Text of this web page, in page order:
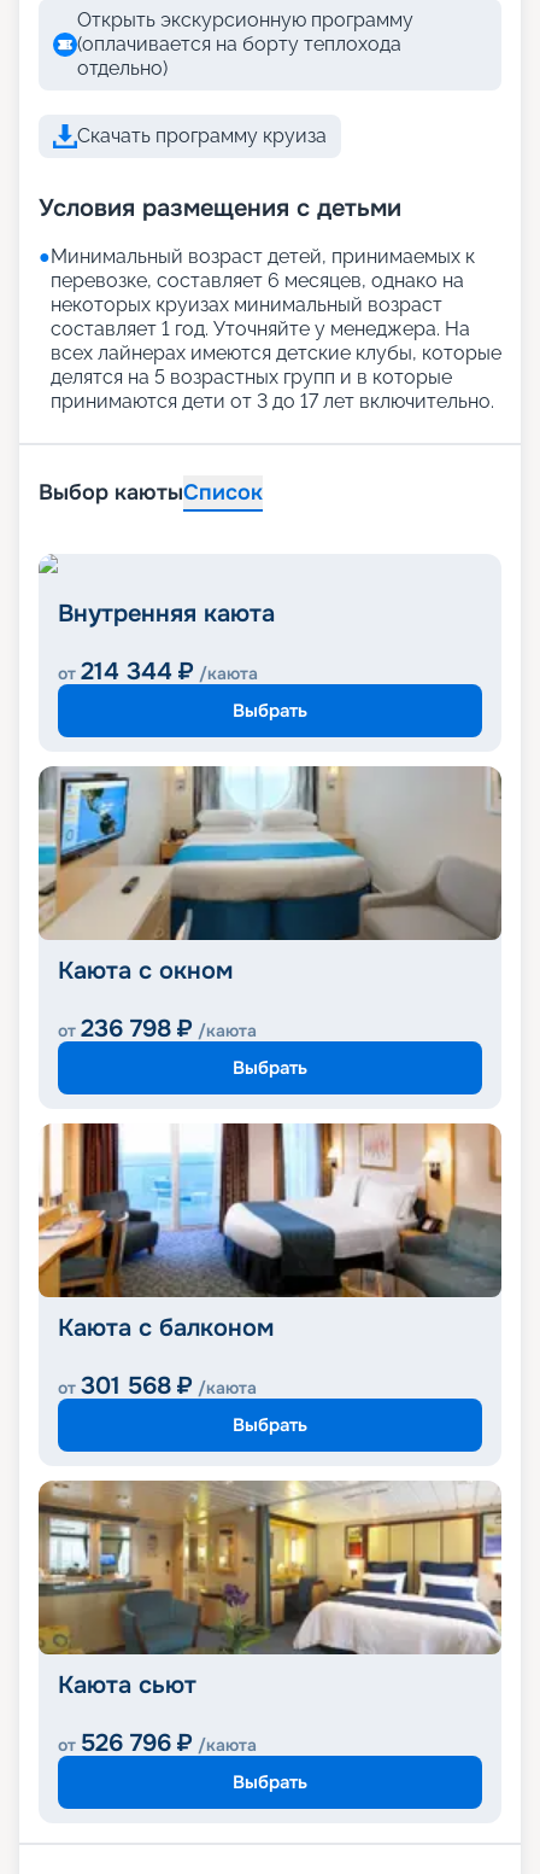
Открыть экскурсионную программу
(оплачивается на борту теплохода
отдельно)
Скачать программу круиза
Условия размещения с детьми
●Минимальный возраст детей, принимаемых к
перевозке, составляет 6 месяцев, однако на
некоторых круизах минимальный возраст
составляет 1 год. Уточняйте у менеджера. На
всех лайнерах имеются детские клубы, которые
делятся на 5 возрастных групп и в которые
принимаются дети от 3 до 17 лет включительно.
Выбор каютыСписок
Внутренняя каюта
от 214 344 ₽ /каюта
Выбрать
Каюта с окном
от 236 798 ₽ /каюта
Выбрать
Каюта с балконом
от 301 568 ₽ /каюта
Выбрать
Каюта сьют
от 526 796 ₽ /каюта
Выбрать